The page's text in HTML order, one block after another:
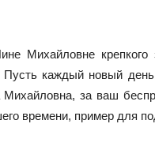
Михайловне крепкого
каждый новый день
за ваш
времени, пример для